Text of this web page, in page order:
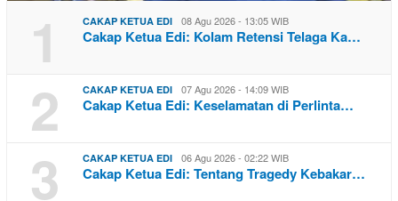
1 CAKAP KETUA EDI 08 Agu 2026 - 13:05 WIB
Cakap Ketua Edi: Kolam Retensi Telaga Ka…
2 CAKAP KETUA EDI 07 Agu 2026 - 14:09 WIB
Cakap Ketua Edi: Keselamatan di Perlinta…
3 CAKAP KETUA EDI 06 Agu 2026 - 02:22 WIB
Cakap Ketua Edi: Tentang Tragedy Kebakar…